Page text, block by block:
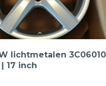
lichtmetalen
17 inch